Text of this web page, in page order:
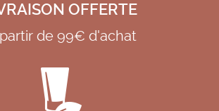
OFFERTE
de 99€ d'achat